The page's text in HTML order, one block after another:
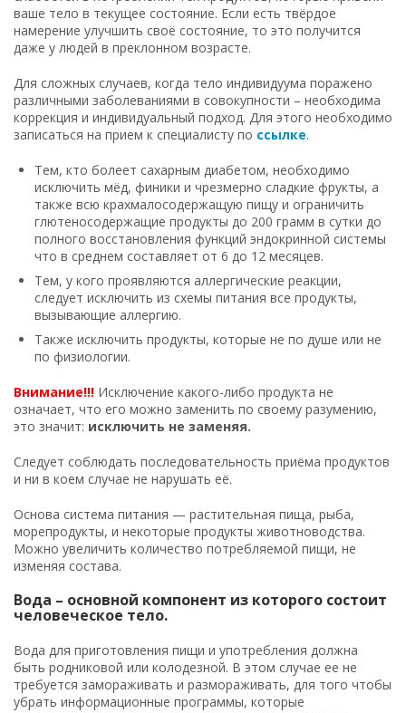
ваше тело в текущее состояние. Если есть твёрдое
намерение улучшить своё состояние, то это получится
даже у людей в преклонном возрасте.
Для сложных случаев, когда тело индивидуума поражено
различными заболеваниями в совокупности – необходима
коррекция и индивидуальный подход. Для этого необходимо
записаться на прием к специалисту по ссылке.
Тем, кто болеет сахарным диабетом, необходимо
исключить мёд, финики и чрезмерно сладкие фрукты, а
также всю крахмалосодержащую пищу и ограничить
глютеносодержащие продукты до 200 грамм в сутки до
полного восстановления функций эндокринной системы
что в среднем составляет от 6 до 12 месяцев.
Тем, у кого проявляются аллергические реакции,
следует исключить из схемы питания все продукты,
вызывающие аллергию.
Также исключить продукты, которые не по душе или не
по физиологии.
Внимание!!! Исключение какого-либо продукта не
означает, что его можно заменить по своему разумению,
это значит: исключить не заменяя.
Следует соблюдать последовательность приёма продуктов
и ни в коем случае не нарушать её.
Основа система питания — растительная пища, рыба,
морепродукты, и некоторые продукты животноводства.
Можно увеличить количество потребляемой пищи, не
изменяя состава.
Вода – основной компонент из которого состоит
человеческое тело.
Вода для приготовления пищи и употребления должна
быть родниковой или колодезной. В этом случае ее не
требуется замораживать и размораживать, для того чтобы
убрать информационные программы, которые